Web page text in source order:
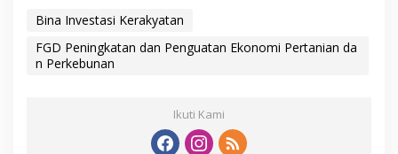
Bina Investasi Kerakyatan
FGD Peningkatan dan Penguatan Ekonomi Pertanian da
n Perkebunan
Ikuti Kami